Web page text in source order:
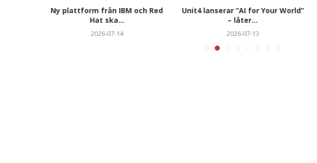
Ny plattform från IBM och Red
Hat ska...
2026-07-14
Unit4 lanserar ”AI for Your World”
– låter...
2026-07-13